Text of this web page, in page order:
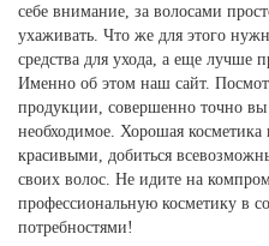
себе внимание, за волосами
ухаживать. Что же для этого
средства для ухода, а еще лучше
Именно об этом наш сайт.
продукции, совершенно точно вы
необходимое. Хорошая косметика
красивыми, добиться
своих волос. Не идите на
профессиональную косметику в
потребностями!